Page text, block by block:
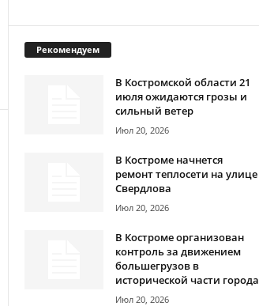
Рекомендуем
В Костромской области 21
июля ожидаются грозы и
сильный ветер
Июл 20, 2026
В Костроме начнется
ремонт теплосети на улице
Свердлова
Июл 20, 2026
В Костроме организован
контроль за движением
большегрузов в
исторической части города
Июл 20, 2026